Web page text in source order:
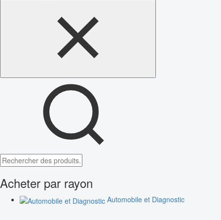
Acheter par rayon
Automobile et Diagnostic